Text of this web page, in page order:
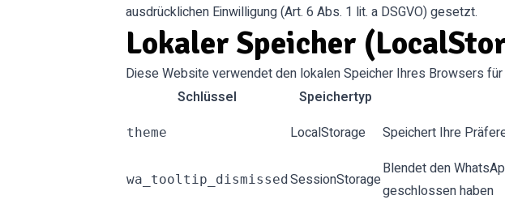
ausdrücklichen Einwilligung (Art. 6 Abs. 1 lit. a DSGVO) gesetzt.
Lokaler Speicher
Diese Website verwendet den lokalen Speicher Ihres Browsers
Schlüssel
Speichertyp
theme LocalStorage Speichert Ihre
wa_tooltip_dismissedSessionStorage
Blendet den
geschlossen haben